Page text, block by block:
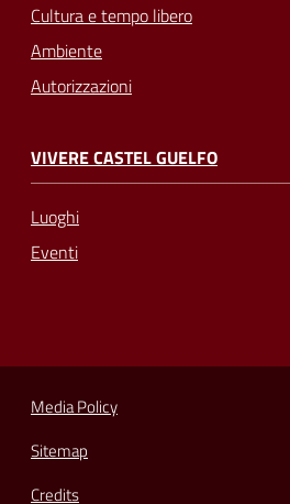
Cultura e tempo libero
Ambiente
Autorizzazioni
VIVERE CASTEL GUELFO
Luoghi
Eventi
Media Policy
Sitemap
Credits